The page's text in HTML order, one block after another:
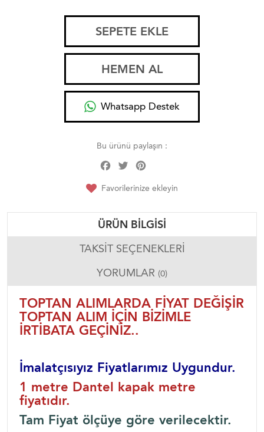
SEPETE EKLE
HEMEN AL
Whatsapp Destek
Bu ürünü paylaşın :
Facebook
Twitter
Favorilerinize ekleyin
ÜRÜN BILGISI
TAKSIT SEÇENEKLERI
YORUMLAR (0)
TOPTAN ALIMLARDA FİYAT DEĞİŞİR
TOPTAN ALIM İÇİN BİZİMLE
İRTİBATA GEÇİNİZ..
İmalatçısıyız Fiyatlarımız Uygundur.
1 metre Dantel kapak metre
fiyatıdır.
Tam Fiyat ölçüye göre verilecektir.